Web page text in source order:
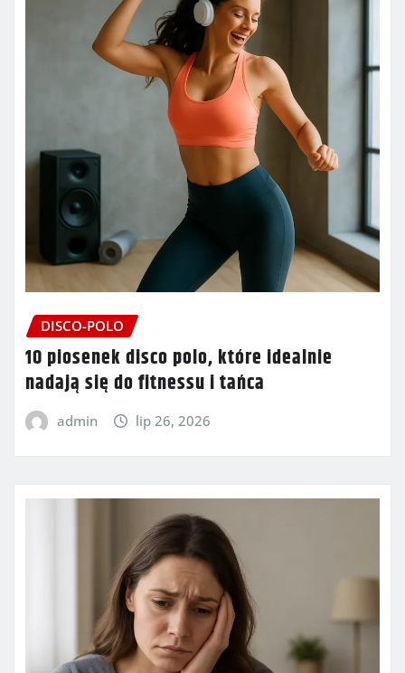
DISCO-POLO
10 piosenek disco polo, które idealnie
nadają się do fitnessu i tańca
admin lip 26, 2026